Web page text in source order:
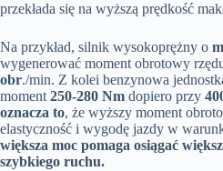
przekłada się na wyższą prędkość
Na przykład, silnik wysokoprężny o
wygenerować moment obrotowy
obr./min. Z kolei benzynowa
moment 250-280 Nm dopiero przy
oznacza to, że wyższy moment
elastyczność i wygodę jazdy w
większa moc pomaga osiągać
szybkiego ruchu.